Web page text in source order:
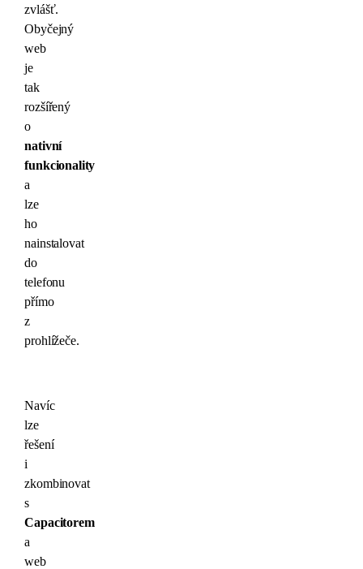
zvlášť.
Obyčejný
web
je
tak
rozšířený
o
nativní
funkcionality
a
lze
ho
nainstalovat
do
telefonu
přímo
z
prohlížeče.
Navíc
lze
řešení
i
zkombinovat
s
Capacitorem
a
web